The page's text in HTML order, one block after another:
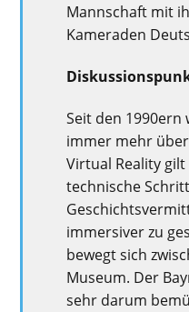
Mannschaft mit
Kameraden
Seit den 1990ern
immer mehr
Virtual Reality gilt
technische
immersiver zu
bewegt sich
Museum. Der
sehr darum